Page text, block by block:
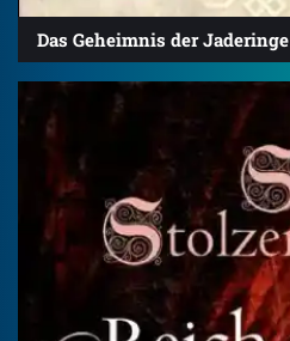
Das Geheimnis der Jaderinge